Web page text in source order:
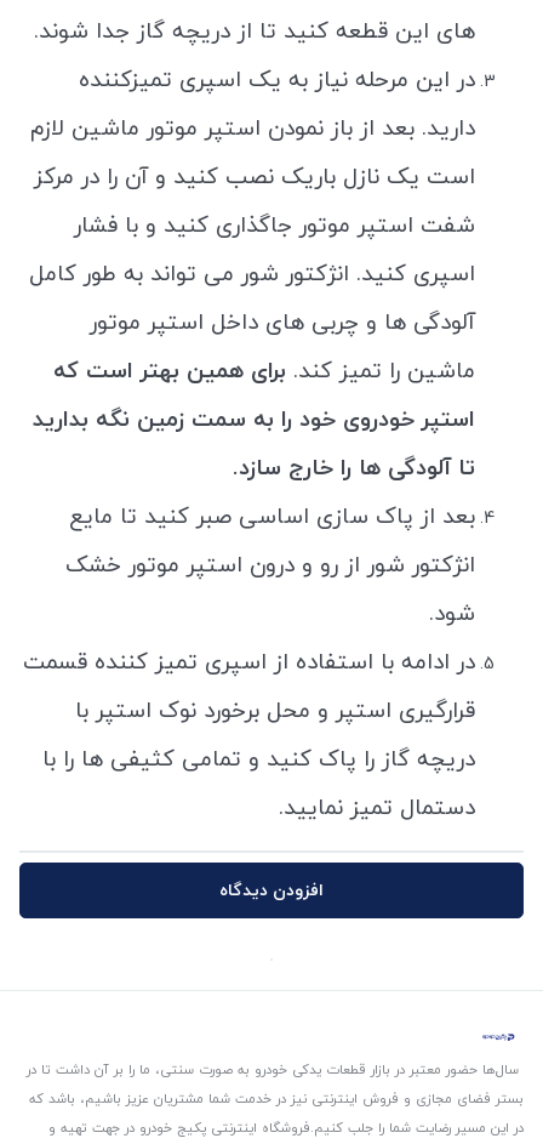
های این قطعه کنید تا از دریچه گاز جدا شوند.
در این مرحله نیاز به یک اسپری تمیزکننده
دارید. بعد از باز نمودن استپر موتور ماشین لازم
است یک نازل باریک نصب کنید و آن را در مرکز
شفت استپر موتور جاگذاری کنید و با فشار
اسپری کنید. انژکتور شور می تواند به طور کامل
آلودگی ها و چربی های داخل استپر موتور
ماشین را تمیز کند. برای همین بهتر است که
استپر خودروی خود را به سمت زمین نگه بدارید
تا آلودگی ها را خارج سازد.
بعد از پاک سازی اساسی صبر کنید تا مایع
انژکتور شور از رو و درون استپر موتور خشک
شود.
در ادامه با استفاده از اسپری تمیز کننده قسمت
قرارگیری استپر و محل برخورد نوک استپر با
دریچه گاز را پاک کنید و تمامی کثیفی ها را با
دستمال تمیز نمایید.
افزودن دیدگاه
سال‌ها حضور معتبر در بازار قطعات یدکی خودرو به صورت سنتی، ما را بر آن داشت تا در
بستر فضای مجازی و فروش اینترنتی نیز در خدمت شما مشتریان عزیز باشیم، باشد که
در این مسیر رضایت شما را جلب کنیم.فروشگاه اینترنتی پکیج خودرو در جهت تهیه و